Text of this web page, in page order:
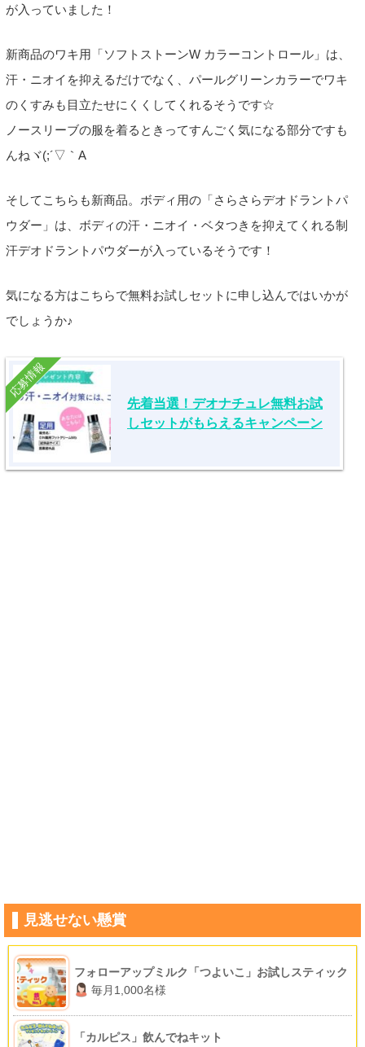
が入っていました！
新商品のワキ用「ソフトストーンW カラーコントロール」は、
汗・ニオイを抑えるだけでなく、パールグリーンカラーでワキ
のくすみも目立たせにくくしてくれるそうです☆
ノースリーブの服を着るときってすんごく気になる部分ですも
んねヾ(;´▽｀A
そしてこちらも新商品。ボディ用の「さらさらデオドラントパ
ウダー」は、ボディの汗・ニオイ・ベタつきを抑えてくれる制
汗デオドラントパウダーが入っているそうです！
気になる方はこちらで無料お試しセットに申し込んではいかが
でしょうか♪
先着当選！デオナチュレ無料お試
しセットがもらえるキャンペーン
応募情報
見逃せない懸賞
フォローアップミルク「つよいこ」お試しスティック
毎月1,000名様
「カルピス」飲んでねキット